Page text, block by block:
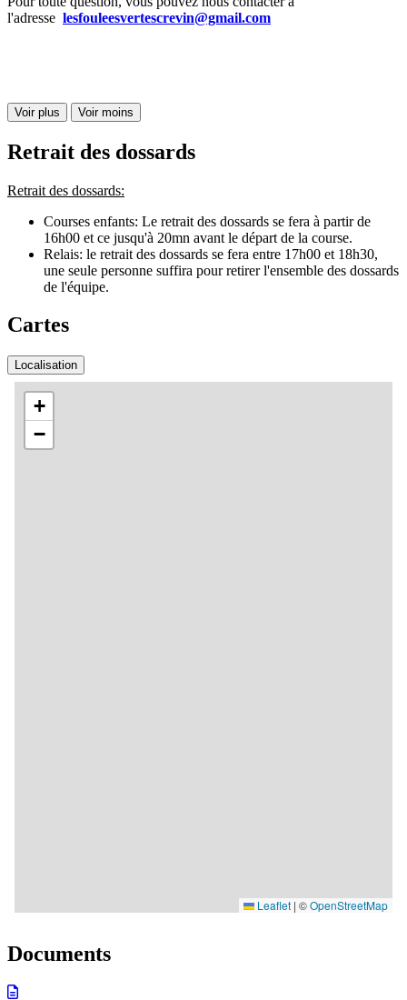
l'adresse lesfouleesvertescrevin@gmail.com
Voir plus Voir moins
Retrait des dossards
Retrait des dossards:
Courses enfants: Le retrait des dossards se fera à partir de
16h00 et ce jusqu'à 20mn avant le départ de la course.
Relais: le retrait des dossards se fera entre 17h00 et 18h30,
une seule personne suffira pour retirer l'ensemble des dossards
de l'équipe.
Cartes
Localisation
Documents